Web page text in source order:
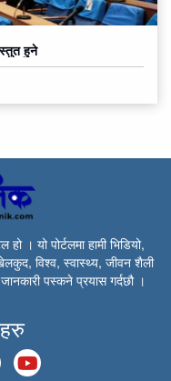
हुने
। यो पोर्टलमा हामी भिडियो,
विश्व, स्वास्थ्य, जीवन शैली
पस्कने प्रयास गर्दछौ ।